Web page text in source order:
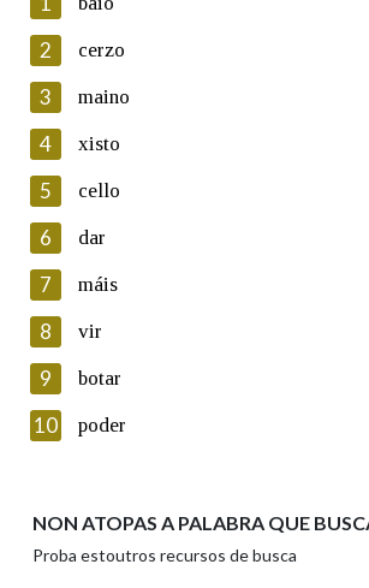
En cumprimento da normativa vixente en
Protección de Datos de Carácter Persoal, a
Galega informa a aqueles usuarios que faciliten
electrónico, así como calquera outra
persoal, que estes datos serán obxecto de
automatizado de carácter confidencial e
ficheiros informáticos. Así mesmo, os usuarios
seu dereito de acceso, rectificación, oposición e
seus datos poñéndose en contacto connosco.
Lin e acepto as condicións da
Introduce o código que aparece na imaxe:
Texto de verificación
2 cerzo
3 maino
4 xisto
5 cello
6 dar
7 máis
8 vir
9 botar
10 poder
NON ATOPAS A PALABRA QUE
Proba estoutros recursos de busca